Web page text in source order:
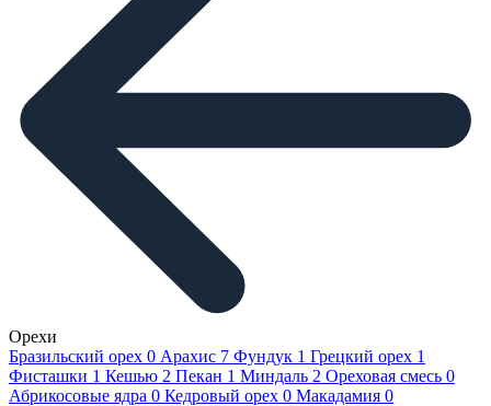
Орехи
Бразильский орех 0 Арахис 7 Фундук 1 Грецкий орех 1
Фисташки 1 Кешью 2 Пекан 1 Миндаль 2 Ореховая смесь 0
Абрикосовые ядра 0 Кедровый орех 0 Макадамия 0